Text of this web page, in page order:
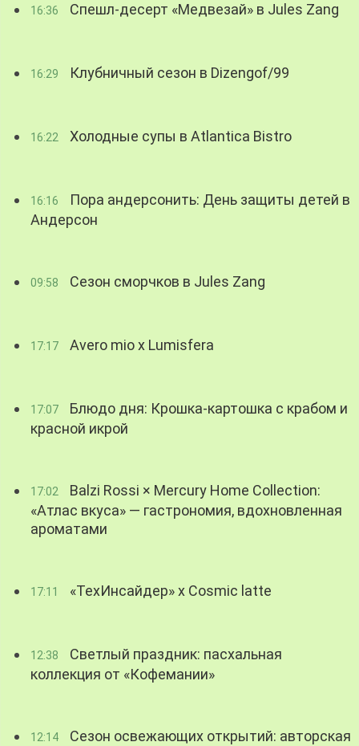
16:36 Спешл-десерт «Медвезай» в Jules Zang
16:29 Клубничный сезон в Dizengof/99
16:22 Холодные супы в Atlantica Bistro
16:16
Пора андерсонить: День защиты детей в
Андерсон
09:58 Сезон сморчков в Jules Zang
17:17 Avero mio x Lumisfera
17:07
Блюдо дня: Крошка-картошка с крабом и
красной икрой
17:02
Balzi Rossi × Mercury Home Collection:
«Атлас вкуса» — гастрономия, вдохновленная
ароматами
17:11 «ТехИнсайдер» х Cosmic latte
12:38
Светлый праздник: пасхальная
коллекция от «Кофемании»
12:14
Сезон освежающих открытий: авторская